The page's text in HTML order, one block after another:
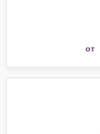
от